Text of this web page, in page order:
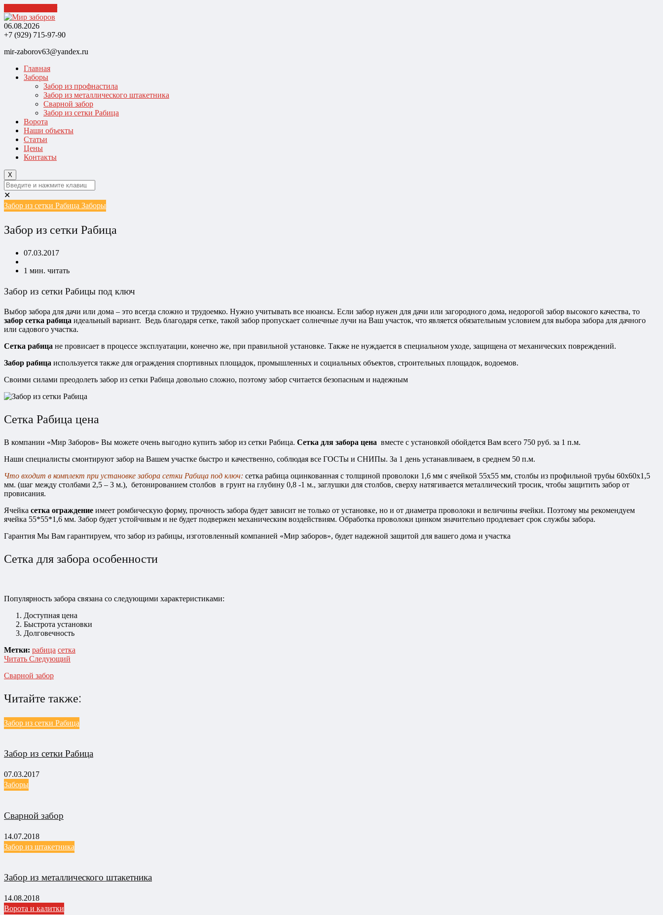
06.08.2026
+7 (929) 715-97-90
mir-zaborov63@yandex.ru
Главная
Заборы
Забор из профнастила
Забор из металлического штакетника
Сварной забор
Забор из сетки Рабица
Ворота
Наши объекты
Статьи
Цены
Контакты
X
✕
Забор из сетки РабицаЗаборы
Забор из сетки Рабица
07.03.2017
1 мин. читать
Забор из сетки Рабицы под ключ
Выбор забора для дачи или дома – это всегда сложно и трудоемко. Нужно учитывать все нюансы. Если забор нужен для дачи или загородного дома, недорогой забор высокого качества, то
забор сетка рабица идеальный вариант. Ведь благодаря сетке, такой забор пропускает солнечные лучи на Ваш участок, что является обязательным условием для выбора забора для дачного
или садового участка.
Сетка рабица не провисает в процессе эксплуатации, конечно же, при правильной установке. Также не нуждается в специальном уходе, защищена от механических повреждений.
Забор рабица используется также для ограждения спортивных площадок, промышленных и социальных объектов, строительных площадок, водоемов.
Своими силами преодолеть забор из сетки Рабица довольно сложно, поэтому забор считается безопасным и надежным
Сетка Рабица цена
В компании «Мир Заборов» Вы можете очень выгодно купить забор из сетки Рабица. Сетка для забора цена вместе с установкой обойдется Вам всего 750 руб. за 1 п.м.
Наши специалисты смонтируют забор на Вашем участке быстро и качественно, соблюдая все ГОСТы и СНИПы. За 1 день устанавливаем, в среднем 50 п.м.
Что входит в комплект при установке забора сетки Рабица под ключ: сетка рабица оцинкованная с толщиной проволоки 1,6 мм с ячейкой 55х55 мм, столбы из профильной трубы 60х60х1,5
мм. (шаг между столбами 2,5 – 3 м.), бетонированием столбов в грунт на глубину 0,8 -1 м., заглушки для столбов, сверху натягивается металлический тросик, чтобы защитить забор от
провисания.
Ячейка сетка ограждение имеет ромбическую форму, прочность забора будет зависит не только от установке, но и от диаметра проволоки и величины ячейки. Поэтому мы рекомендуем
ячейка 55*55*1,6 мм. Забор будет устойчивым и не будет подвержен механическим воздействиям. Обработка проволоки цинком значительно продлевает срок службы забора.
Гарантия Мы Вам гарантируем, что забор из рабицы, изготовленный компанией «Мир заборов», будет надежной защитой для вашего дома и участка
Сетка для забора особенности
Популярность забора связана со следующими характеристиками:
Доступная цена
Быстрота установки
Долговечность
Метки: рабица сетка
Читать Следующий
Сварной забор
Читайте также:
Забор из сетки Рабица
Забор из сетки Рабица
07.03.2017
Заборы
Сварной забор
14.07.2018
Забор из штакетника
Забор из металлического штакетника
14.08.2018
Ворота и калитки